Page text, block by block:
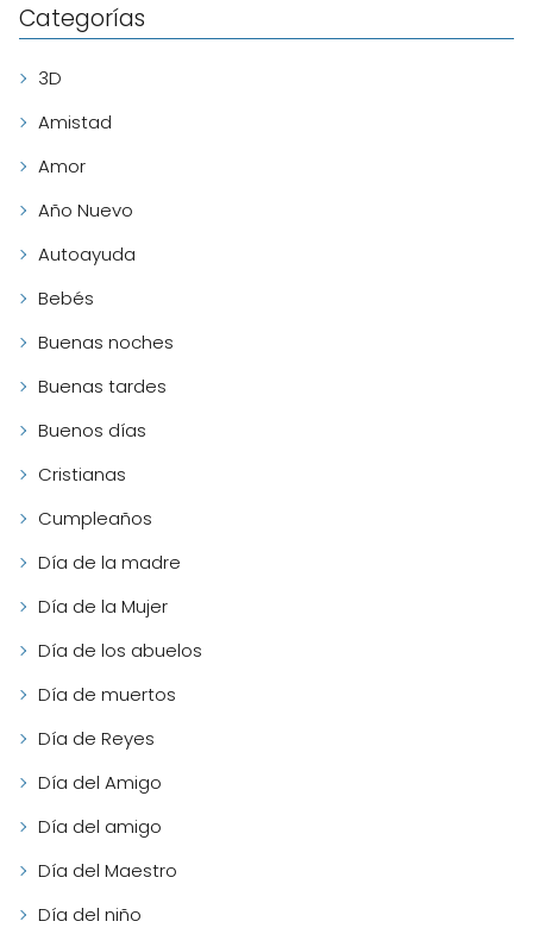
Categorías
3D
Amistad
Amor
Año Nuevo
Autoayuda
Bebés
Buenas noches
Buenas tardes
Buenos días
Cristianas
Cumpleaños
Día de la madre
Día de la Mujer
Día de los abuelos
Día de muertos
Día de Reyes
Día del Amigo
Día del amigo
Día del Maestro
Día del niño